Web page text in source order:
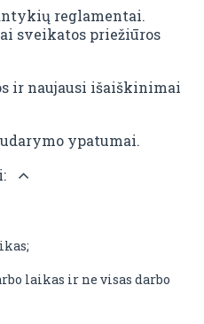
reglamentai.
sveikatos priežiūros
ir naujausi išaiškinimai
ypatumai.
laikas ir ne visas darbo